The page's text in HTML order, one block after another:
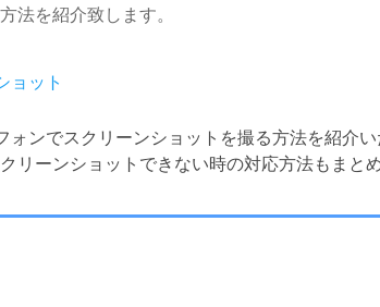
法を紹介致します。
ョット
ンでスクリーンショットを撮る方法を紹介
ーンショットできない時の対応方法もまと